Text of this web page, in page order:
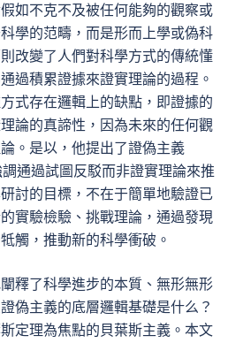
如不克不及被任何能夠的觀察或
學的范疇，而是形而上學或偽科
改變了人們對科學方式的傳統懂
過積累證據來證實理論的過程。
式存在邏輯上的缺點，即證據的
論的真諦性，因為未來的任何觀
。是以，他提出了證偽主義
通過試圖反駁而非證實理論來推
討的目標，不在于簡單地驗證已
實驗檢驗、挑戰理論，通過發現
觸，推動新的科學衝破。
釋了科學進步的本質、無形無形
偽主義的底層邏輯基礎是什么？
定理為焦點的貝葉斯主義。本文